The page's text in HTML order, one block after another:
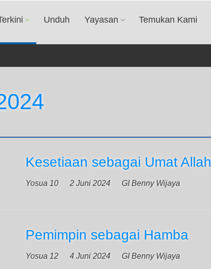
Unduh Yayasan Temukan Kami
Kesetiaan sebagai Umat Allah
Yosua 10 2 Juni 2024 GI Benny Wijaya
Pemimpin sebagai Hamba
Yosua 12 4 Juni 2024 GI Benny Wijaya